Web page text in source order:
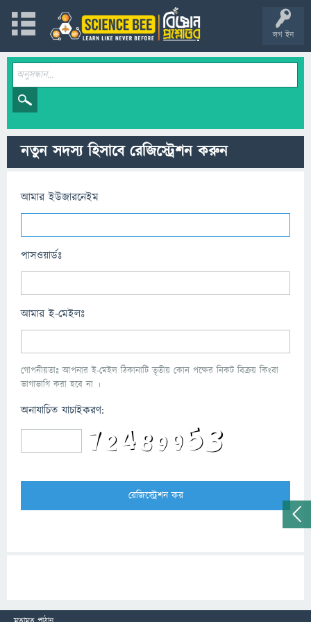
লগ ইন
নতুন সদস্য হিসাবে রেজিস্ট্রেশন করুন
আমার ইউজারনেইম
পাসওয়ার্ডঃ
আমার ই-মেইলঃ
গোপনীয়তাঃ আপনার ই-মেইল ঠিকানাটি তৃতীয় কোন পক্ষের নিকট বিক্রয় কিংবা
ভাগাভাগি করা হবে না ।
অনাযাচিত যাচাইকরণ: